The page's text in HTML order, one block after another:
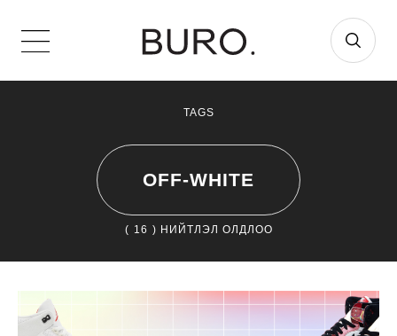
TAGS
OFF-WHITE
( 16 ) НИЙТЛЭЛ ОЛДЛОО